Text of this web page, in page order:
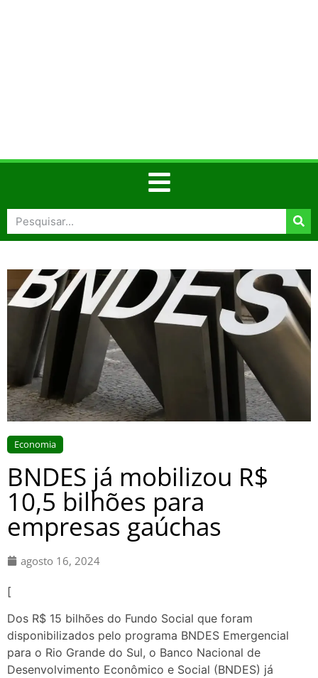
Economia
BNDES já mobilizou R$
10,5 bilhões para
empresas gaúchas
agosto 16, 2024
[
Dos R$ 15 bilhões do Fundo Social que foram
disponibilizados pelo programa BNDES Emergencial
para o Rio Grande do Sul, o Banco Nacional de
Desenvolvimento Econômico e Social (BNDES) já